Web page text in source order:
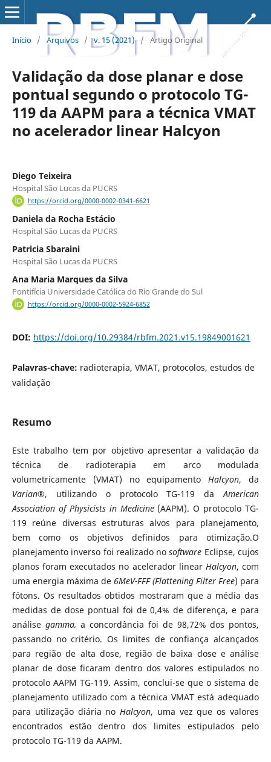
Início / Arquivos / v. 15 (2021) / Artigo Original
Validação da dose planar e dose
pontual segundo o protocolo TG-
119 da AAPM para a técnica VMAT
no acelerador linear Halcyon
Diego Teixeira
Hospital São Lucas da PUCRS
https://orcid.org/0000-0002-0341-6621
Daniela da Rocha Estácio
Hospital São Lucas da PUCRS
Patricia Sbaraini
Hospital São Lucas da PUCRS
Ana Maria Marques da Silva
Pontifícia Universidade Católica do Rio Grande do Sul
https://orcid.org/0000-0002-5924-6852
DOI: https://doi.org/10.29384/rbfm.2021.v15.19849001621
Palavras-chave: radioterapia, VMAT, protocolos, estudos de
validação
Resumo
Este trabalho tem por objetivo apresentar a validação da
técnica de radioterapia em arco modulada
volumetricamente (VMAT) no equipamentoHalcyon, da
Varian®, utilizando o protocolo TG-119 daAmerican
Association of Physicists in Medicine (AAPM). O protocolo TG-
119 reúne diversas estruturas alvos para planejamento,
bem como os objetivos definidos para otimização.O
planejamento inverso foi realizado nosoftware Eclipse, cujos
planos foram executados no acelerador linear Halcyon, com
uma energia máxima de 6MeV-FFF (Flattening Filter Free) para
fótons. Os resultados obtidos mostraram que a média das
medidas de dose pontual foi de 0,4% de diferença, e para
análise gamma, a concordância foi de 98,72% dos pontos,
passando no critério. Os limites de confiança alcançados
para região de alta dose, região de baixa dose e análise
planar de dose ficaram dentro dos valores estipulados no
protocolo AAPM TG-119. Assim, conclui-se que o sistema de
planejamento utilizado com a técnica VMAT está adequado
para utilização diária noHalcyon, uma vez que os valores
encontrados estão dentro dos limites estipulados pelo
protocolo TG-119 da AAPM.